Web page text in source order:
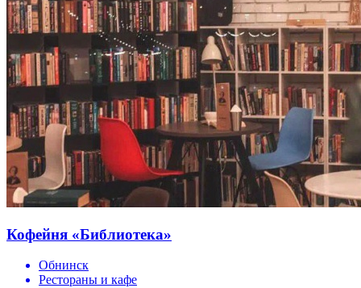
Кофейня «Библиотека»
Обнинск
Рестораны и кафе